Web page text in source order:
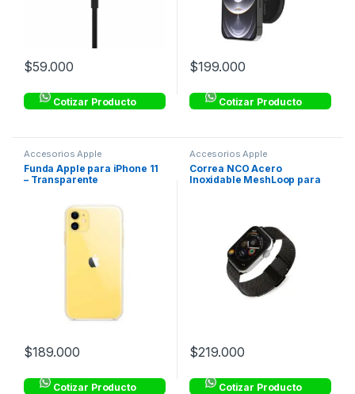
$59.000
Cotizar Producto
$199.000
Cotizar Producto
Accesorios Apple
Funda Apple para iPhone 11
– Transparente
$189.000
Cotizar Producto
Accesorios Apple
Correa NCO Acero
Inoxidable MeshLoop para
$219.000
Cotizar Producto